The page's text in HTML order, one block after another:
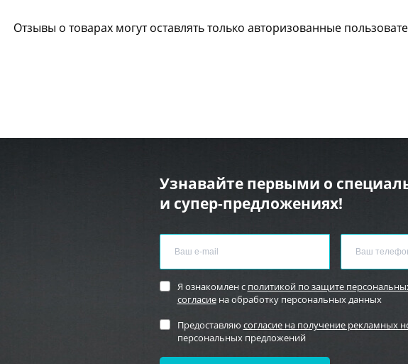
Отзывы о товарах могут оставлять только авторизованные
Узнавайте первыми о
и супер-предложениях!
Я ознакомлен с политикой по защите
согласиена обработку персональных данных
Предоставляю согласие на получение рекламных
персональных предложений